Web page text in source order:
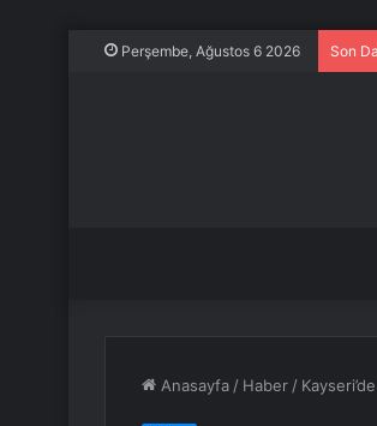
Perşembe, Ağustos 6 2026 Son
Anasayfa / Haber /